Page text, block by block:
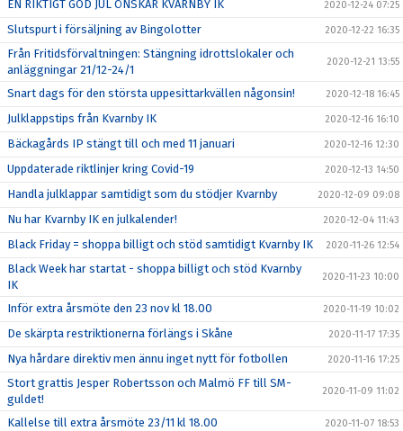
EN RIKTIGT GOD JUL ÖNSKAR KVARNBY IK 2020-12-24 07:25
Slutspurt i försäljning av Bingolotter 2020-12-22 16:35
Från Fritidsförvaltningen: Stängning idrottslokaler och
anläggningar 21/12-24/1
2020-12-21 13:55
Snart dags för den största uppesittarkvällen någonsin! 2020-12-18 16:45
Julklappstips från Kvarnby IK 2020-12-16 16:10
Bäckagårds IP stängt till och med 11 januari 2020-12-16 12:30
Uppdaterade riktlinjer kring Covid-19 2020-12-13 14:50
Handla julklappar samtidigt som du stödjer Kvarnby 2020-12-09 09:08
Nu har Kvarnby IK en julkalender! 2020-12-04 11:43
Black Friday = shoppa billigt och stöd samtidigt Kvarnby IK 2020-11-26 12:54
Black Week har startat - shoppa billigt och stöd Kvarnby
IK
2020-11-23 10:00
Inför extra årsmöte den 23 nov kl 18.00 2020-11-19 10:02
De skärpta restriktionerna förlängs i Skåne 2020-11-17 17:35
Nya hårdare direktiv men ännu inget nytt för fotbollen 2020-11-16 17:25
Stort grattis Jesper Robertsson och Malmö FF till SM-
guldet!
2020-11-09 11:02
Kallelse till extra årsmöte 23/11 kl 18.00 2020-11-07 18:53